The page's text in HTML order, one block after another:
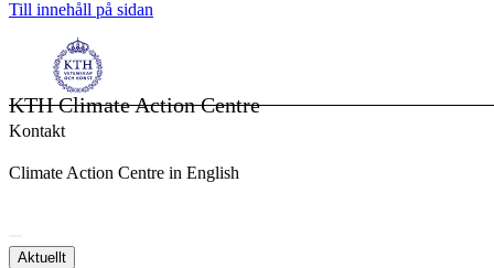
Till innehåll på sidan
KTH Climate Action Centre
Kontakt
Climate Action Centre in English
Aktuellt